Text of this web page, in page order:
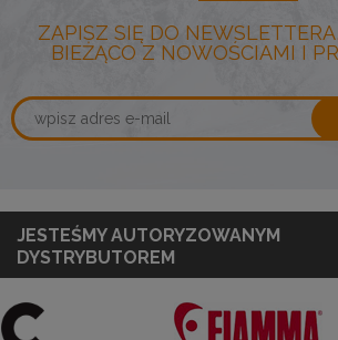
ZAPISZ SIĘ DO
BIEŻĄCO Z NOWOŚCIAMI I
JESTEŚMY AUTORYZOWANYM
DYSTRYBUTOREM